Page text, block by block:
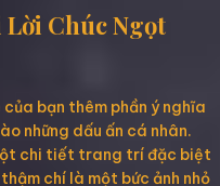
Lời Chúc Ngọt
của bạn thêm phần ý nghĩa
những dấu ấn cá nhân.
chi tiết trang trí đặc biệt
chí là một bức ảnh nhỏ